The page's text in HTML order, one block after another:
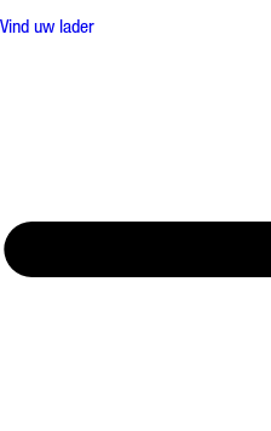
Vind uw lader